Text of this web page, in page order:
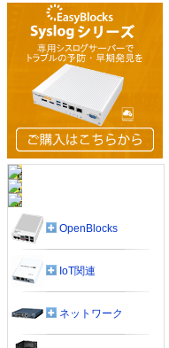
OpenBlocks
IoT関連
ネットワーク